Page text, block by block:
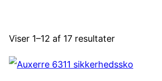
Viser 1–12 af 17 resultater